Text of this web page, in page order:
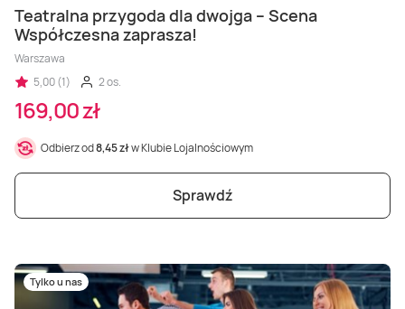
Teatralna przygoda dla dwojga – Scena
Współczesna zaprasza!
Warszawa
5,00 (1)
2 os.
169,00 zł
Odbierz od8,45 złw Klubie Lojalnościowym
Sprawdź
Tylko u nas